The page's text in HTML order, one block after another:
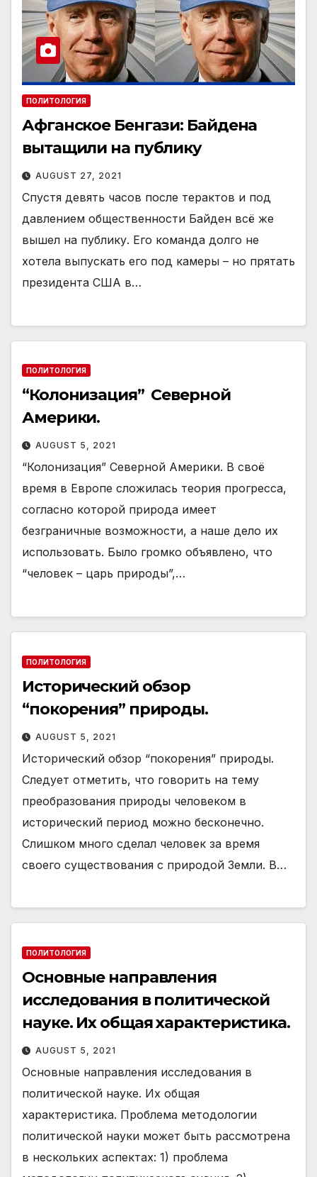
ПОЛИТОЛОГИЯ
Афганское Бенгази: Байдена
вытащили на публику
AUGUST 27, 2021
Спустя девять часов после терактов и под
давлением общественности Байден всё же
вышел на публику. Его команда долго не
хотела выпускать его под камеры – но прятать
президента США в…
ПОЛИТОЛОГИЯ
“Колонизация” Северной
Америки.
AUGUST 5, 2021
“Колонизация” Северной Америки. В своё
время в Европе сложилась теория прогресса,
согласно которой природа имеет
безграничные возможности, а наше дело их
использовать. Было громко объявлено, что
“человек – царь природы”,…
ПОЛИТОЛОГИЯ
Исторический обзор
“покорения” природы.
AUGUST 5, 2021
Исторический обзор “покорения” природы.
Следует отметить, что говорить на тему
преобразования природы человеком в
исторический период можно бесконечно.
Слишком много сделал человек за время
своего существования с природой Земли. В…
ПОЛИТОЛОГИЯ
Основные направления
исследования в политической
науке. Их общая характеристика.
AUGUST 5, 2021
Основные направления исследования в
политической науке. Их общая
характеристика. Проблема методологии
политической науки может быть рассмотрена
в нескольких аспектах: 1) проблема